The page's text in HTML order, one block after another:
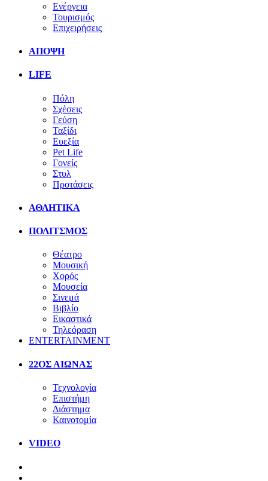
Ενέργεια
Τουρισμός
Επιχειρήσεις
ΑΠΟΨΗ
LIFE
Πόλη
Σχέσεις
Γεύση
Ταξίδι
Ευεξία
Pet Life
Γονείς
Στυλ
Προτάσεις
ΑΘΛΗΤΙΚΑ
ΠΟΛΙΤΣΜΟΣ
Θέατρο
Μουσική
Χορός
Μουσεία
Σινεμά
Βιβλίο
Εικαστικά
Τηλεόραση
ENTERTAINMENT
22ΟΣ ΑΙΩΝΑΣ
Τεχνολογία
Επιστήμη
Διάστημα
Καινοτομία
VIDEO